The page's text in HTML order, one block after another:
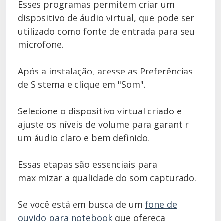
Esses programas permitem criar um
dispositivo de áudio virtual, que pode ser
utilizado como fonte de entrada para seu
microfone.
Após a instalação, acesse as Preferências
de Sistema e clique em "Som".
Selecione o dispositivo virtual criado e
ajuste os níveis de volume para garantir
um áudio claro e bem definido.
Essas etapas são essenciais para
maximizar a qualidade do som capturado.
Se você está em busca de um fone de
ouvido para notebook que ofereça